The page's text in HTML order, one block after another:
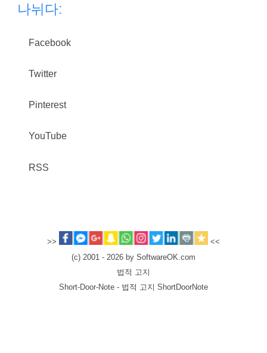
나뉘다:
Facebook
Twitter
Pinterest
YouTube
RSS
>>
<<
(c) 2001 - 2026 by SoftwareOK.com
법적 고지
Short-Door-Note - 법적 고지 ShortDoorNote